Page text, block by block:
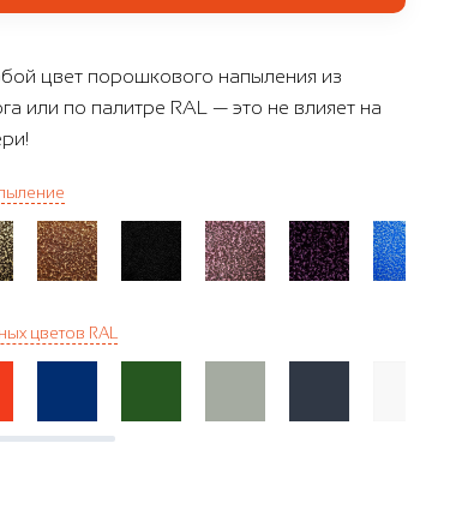
цвет порошкового напыления из
или по палитре RAL — это не влияет на
цветов RAL